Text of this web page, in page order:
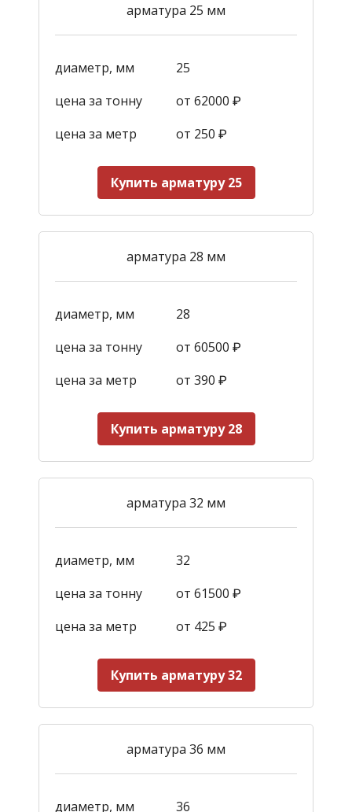
арматура 25 мм
диаметр, мм
25
цена за тонну
от 62000 ₽
цена за метр
от 250 ₽
Купить арматуру 25
арматура 28 мм
диаметр, мм
28
цена за тонну
от 60500 ₽
цена за метр
от 390 ₽
Купить арматуру 28
арматура 32 мм
диаметр, мм
32
цена за тонну
от 61500 ₽
цена за метр
от 425 ₽
Купить арматуру 32
арматура 36 мм
диаметр, мм 36